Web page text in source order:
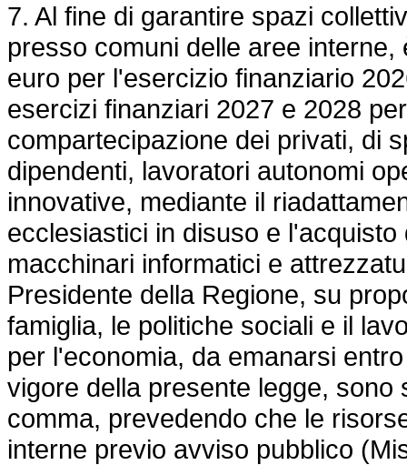
7. Al fine di garantire spazi
presso comuni delle aree
euro per l'esercizio finanziario
esercizi finanziari 2027 e 2028
compartecipazione dei privati, di
dipendenti, lavoratori autonomi
innovative, mediante il
ecclesiastici in disuso e
macchinari informatici e
Presidente della Regione, su
famiglia, le politiche sociali e il
per l'economia, da emanarsi
vigore della presente legge,
comma, prevedendo che le
interne previo avviso pubblico